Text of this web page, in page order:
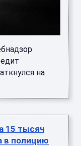
на
15 тысяч
в полицию